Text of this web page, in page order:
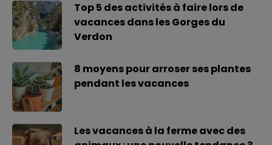
Top 5 des activités à faire lors de
vacances dans les Gorges du
Verdon
8 moyens pour arroser ses plantes
pendant les vacances
Les vacances à la ferme avec des